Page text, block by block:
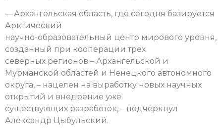
— Архангельская область, где сегодня базируется
Арктический
научно-образовательный центр мирового уровня,
созданный при кооперации трех
северных регионов – Архангельской и
Мурманской областей и Ненецкого автономного
округа, – нацелен на выработку новых научных
открытий и внедрение уже
существующих разработок, – подчеркнул
Александр Цыбульский.